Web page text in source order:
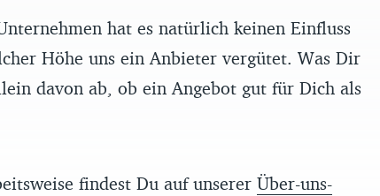
hat es natürlich keinen Einfluss
Höhe uns ein Anbieter vergütet. Was Dir
davon ab, ob ein Angebot gut für Dich als
findest Du auf unserer Über-uns-